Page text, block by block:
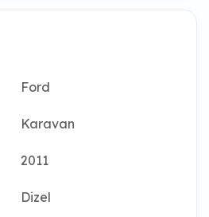
Ford
Karavan
2011
Dizel